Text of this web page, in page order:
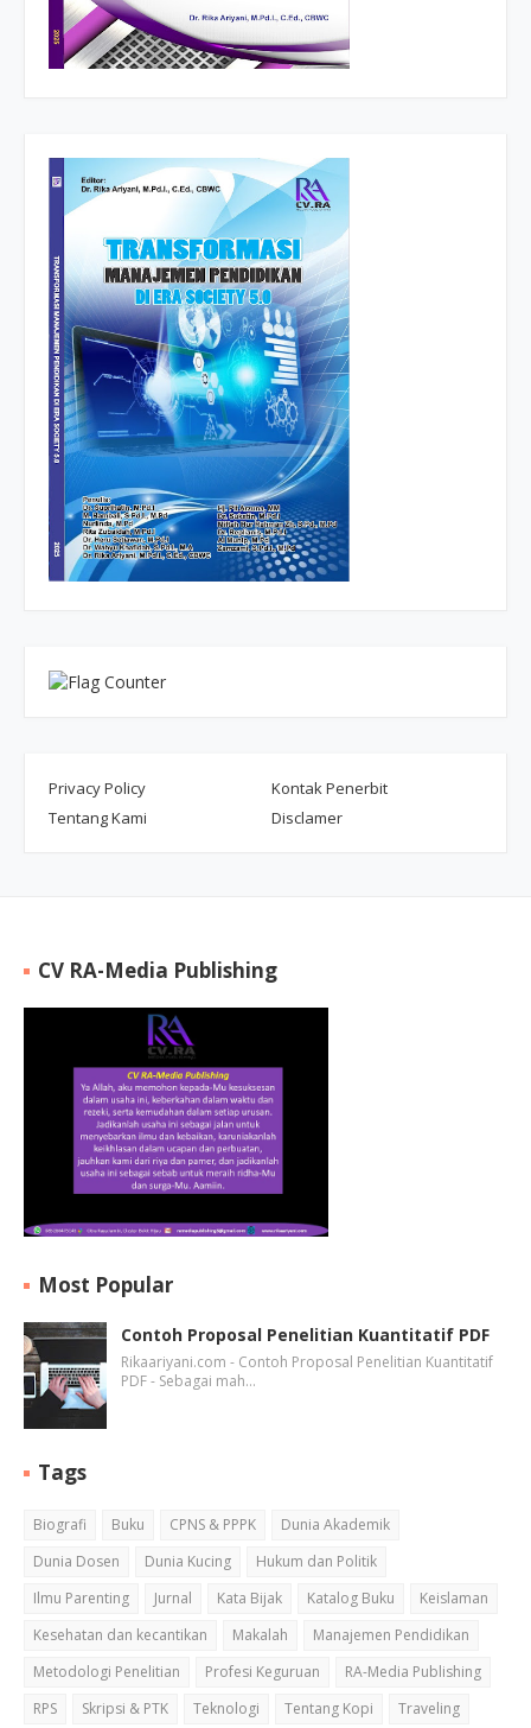
Privacy Policy
Kontak Penerbit
Tentang Kami
Disclamer
CV RA-Media Publishing
Most Popular
Contoh Proposal Penelitian Kuantitatif PDF
Rikaariyani.com - Contoh Proposal Penelitian Kuantitatif
PDF - Sebagai mah…
Tags
Biografi Buku CPNS & PPPK
Dunia Akademik
Dunia Dosen
Dunia Kucing
Hukum dan Politik
Ilmu Parenting
Jurnal Kata Bijak Katalog Buku
Keislaman
Kesehatan dan kecantikan
Makalah
Manajemen Pendidikan
Metodologi Penelitian
Profesi Keguruan
RA-Media Publishing
RPS
Skripsi & PTK Teknologi Tentang Kopi Traveling